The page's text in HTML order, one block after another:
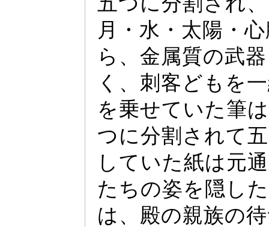
月・水・太陽・
ら、金属質の武
く、刺客どもを
を乗せていた筆
つに分割されて
していた紙は元
たちの姿を隠し
は、殿の親族の